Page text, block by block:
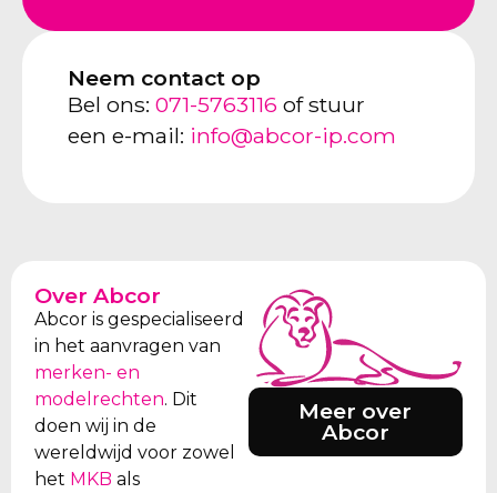
Neem contact op
Bel ons: 071-5763116 of stuur
een e-mail: info@abcor-ip.com
Over Abcor
Abcor is gespecialiseerd
in het aanvragen van
merken- en
modelrechten. Dit
doen wij in de
wereldwijd voor zowel
het MKB als
Meer over
Abcor